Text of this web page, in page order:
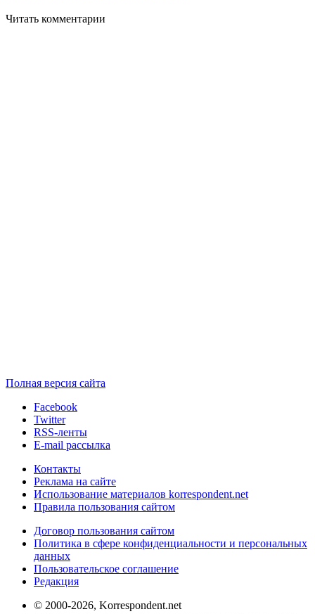
Читать комментарии
Полная версия сайта
Facebook
Twitter
RSS-ленты
E-mail рассылка
Контакты
Реклама на сайте
Использование материалов korrespondent.net
Правила пользования сайтом
Договор пользования сайтом
Политика в сфере конфиденциальности и персональных
данных
Пользовательское соглашение
Редакция
© 2000-2026, Korrespondent.net